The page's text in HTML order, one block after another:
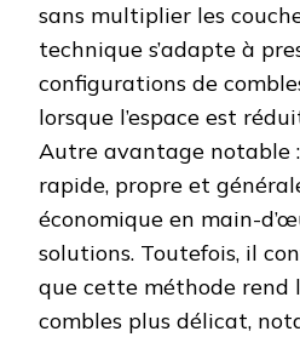
sans multiplier les
technique s’adapte à
configurations de
lorsque l’espace est
Autre avantage notable
rapide, propre et
économique en main-
solutions. Toutefois, il
que cette méthode rend
combles plus délicat,